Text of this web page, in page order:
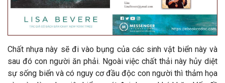
Chất nhựa này sẽ đi vào bụng của các sinh vật biển này và
sau đó con người ăn phải. Ngoài việc chất thải này hủy diệt
sự sống biển và có nguy cơ đầu độc con người thì thảm họa